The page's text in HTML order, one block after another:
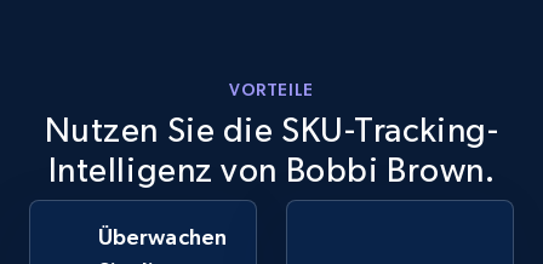
URL, Product id, Title, Seller name, Seller rating,
Seller reviews, Breadcrumbs, Root category, and
more.
VORTEILE
Nutzen Sie die SKU-Tracking-
Intelligenz von Bobbi Brown.
Überwachen